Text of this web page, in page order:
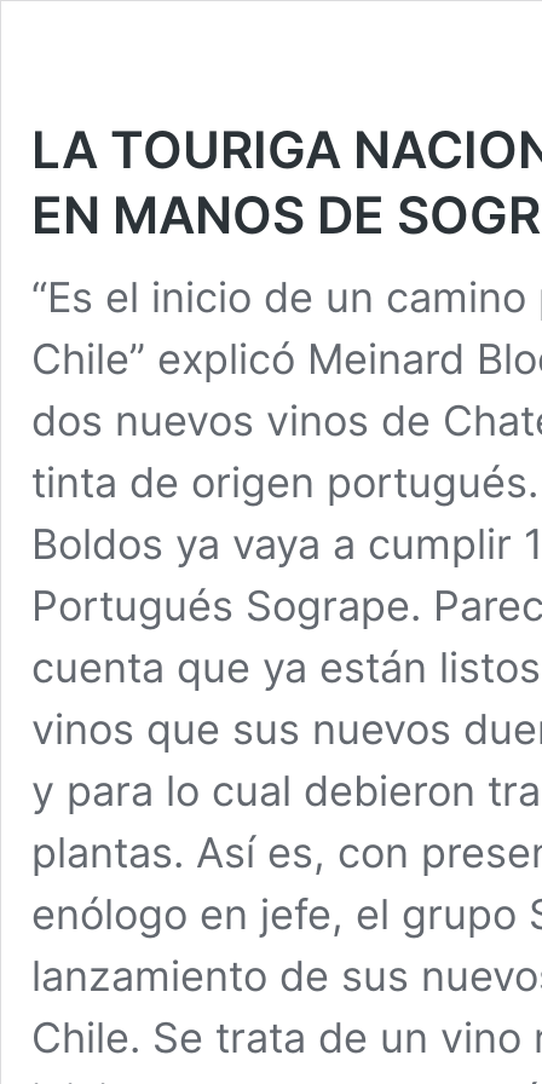
LA TOURIGA
EN MANOS DE
“Es el inicio de un
Chile” explicó Meinard
dos nuevos vinos de
tinta de origen
Boldos ya vaya a cumplir
Portugués Sogrape.
cuenta que ya están
vinos que sus nuevos
y para lo cual debieron
plantas. Así es, con
enólogo en jefe, el grupo
lanzamiento de sus
Chile. Se trata de un